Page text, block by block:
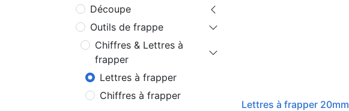
Découpe
Outils de frappe
Chiffres & Lettres à
frapper
Lettres à frapper
Chiffres à frapper
Lettres à frapper 20mm